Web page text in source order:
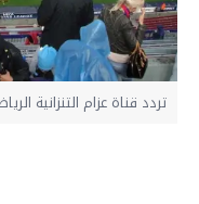
تردد قناة عزام التنزانية الرياضية 2022 نايل سات